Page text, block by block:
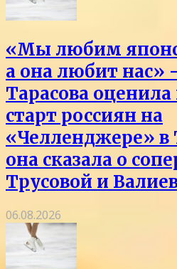
«Мы любим
а она любит нас»
Тарасова
старт россиян на
«Челленджере» в
она сказала о
Трусовой и
06.08.2026